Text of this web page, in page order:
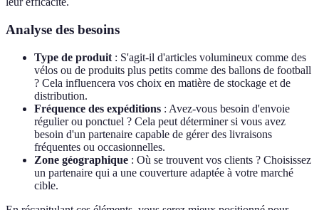
Analyse des besoins
Type de produit : S'agit-il d'articles volumineux comme des
vélos ou de produits plus petits comme des ballons de football
? Cela influencera vos choix en matière de stockage et de
distribution.
Fréquence des expéditions : Avez-vous besoin d'envoie
régulier ou ponctuel ? Cela peut déterminer si vous avez
besoin d'un partenaire capable de gérer des livraisons
fréquentes ou occasionnelles.
Zone géographique : Où se trouvent vos clients ? Choisissez
un partenaire qui a une couverture adaptée à votre marché
cible.